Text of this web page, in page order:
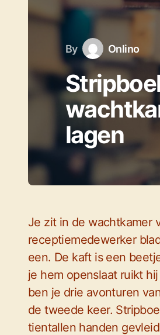
By Onlino
lagen
Je zit in de wachtkamer
receptiemedewerker
een. De kaft is een
je hem openslaat ruikt
ben je drie avonturen
de tweede keer.
tientallen handen